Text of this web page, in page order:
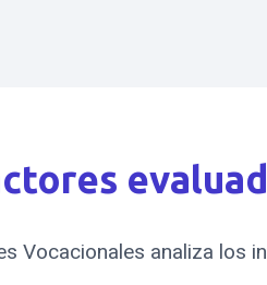
Vocacionales analiza los